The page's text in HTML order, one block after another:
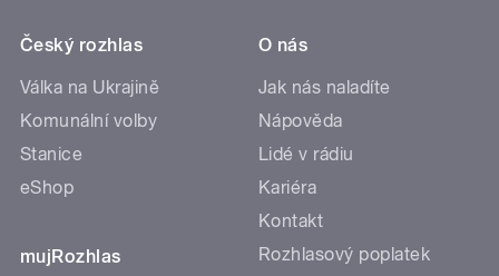
Český rozhlas
Válka na Ukrajině
Komunální volby
Stanice
eShop
mujRozhlas
O nás
Jak nás naladíte
Nápověda
Lidé v rádiu
Kariéra
Kontakt
Rozhlasový poplatek